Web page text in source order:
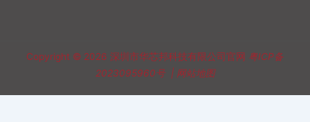
Copyright © 2026 深圳市华芯邦科技有限公司官网 粤ICP备
2023095960号| 网站地图